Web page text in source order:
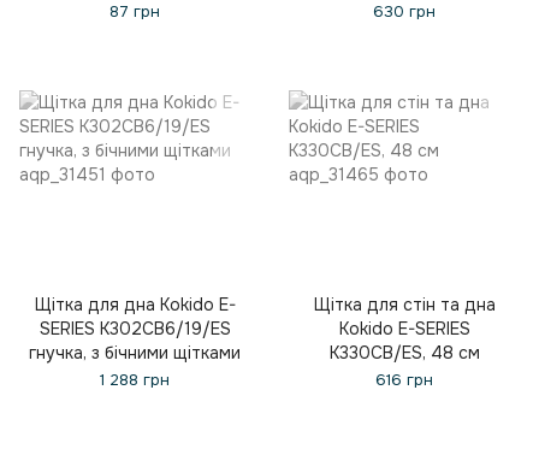
87 грн 630 грн
Щітка для дна Kokido E-
SERIES K302CB6/19/ES
гнучка, з бічними щітками
1 288 грн
Щітка для стін та дна
Kokido E-SERIES
K330CB/ES, 48 см
616 грн